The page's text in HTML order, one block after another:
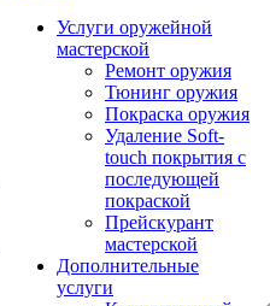
Услуги оружейной
мастерской
Ремонт оружия
Тюнинг оружия
Покраска оружия
Удаление Soft-
touch покрытия с
последующей
покраской
Прейскурант
мастерской
Дополнительные
услуги